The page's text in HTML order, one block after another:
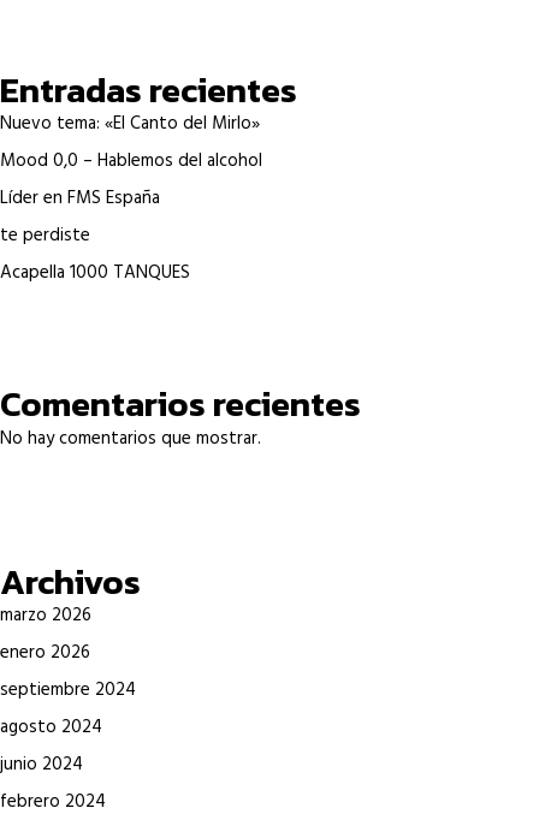
Entradas recientes
Nuevo tema: «El Canto del Mirlo»
Mood 0,0 – Hablemos del alcohol
Líder en FMS España
te perdiste
Acapella 1000 TANQUES
Comentarios recientes
No hay comentarios que mostrar.
Archivos
marzo 2026
enero 2026
septiembre 2024
agosto 2024
junio 2024
febrero 2024